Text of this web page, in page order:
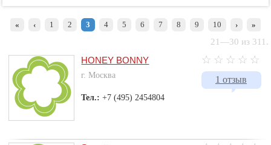
« ‹ 1 2 3 4 5 6 7 8 9 10 › »
21—30 из 311.
1 отзыв
HONEY BONNY
г. Москва
Тел.:+7 (495) 2454804